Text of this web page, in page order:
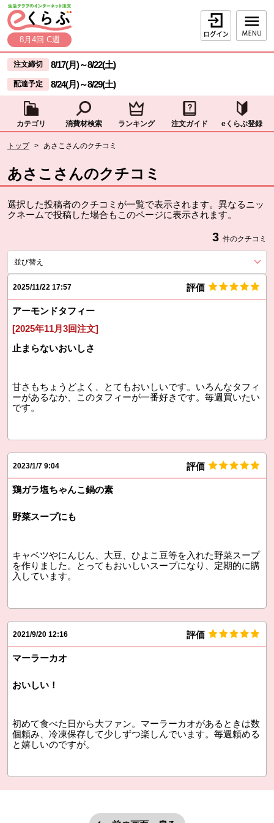
ページの先頭です。
本文へジャンプする。
8月4回 C週
ログイン
ここからサイト内共通メニューです。
サイト内共通メニューをスキップする
注文締切 8/17(月)～8/22(土)
配達予定 8/24(月)～8/29(土)
カテゴリ 消費材検索 ランキング 注文ガイド eくらぶ登録
トップ > あさこさんのクチコミ
あさこさんのクチコミ
選択した投稿者のクチコミが一覧で表示されます。異なるニッ
クネームで投稿した場合もこのページに表示されます。
3 件のクチコミ
並び替え
2025/11/22 17:57 評価
アーモンドタフィー
[2025年11月3回注文]
止まらないおいしさ
甘さもちょうどよく、とてもおいしいです。いろんなタフィ
ーがあるなか、このタフィーが一番好きです。毎週買いたい
です。
2023/1/7 9:04 評価
鶏ガラ塩ちゃんこ鍋の素
野菜スープにも
キャベツやにんじん、大豆、ひよこ豆等を入れた野菜スープ
を作りました。とってもおいしいスープになり、定期的に購
入しています。
2021/9/20 12:16 評価
マーラーカオ
おいしい！
初めて食べた日から大ファン。マーラーカオがあるときは数
個頼み、冷凍保存して少しずつ楽しんでいます。毎週頼める
と嬉しいのですが。